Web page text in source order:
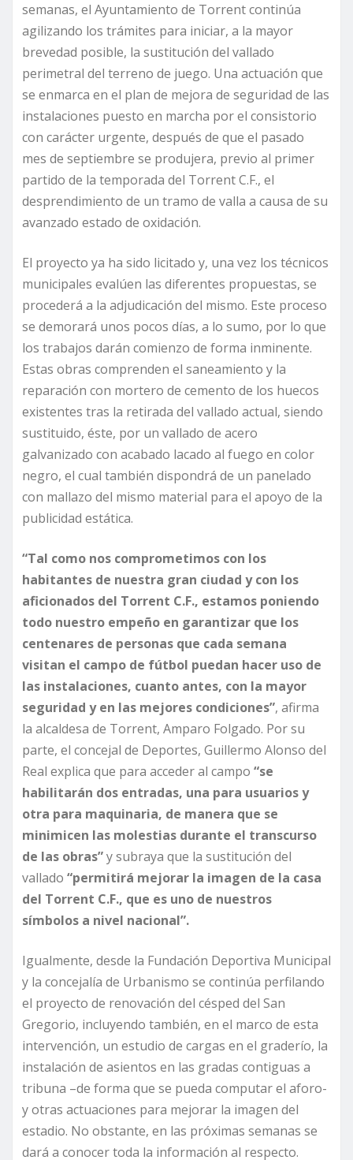
semanas, el Ayuntamiento de Torrent continúa
agilizando los trámites para iniciar, a la mayor
brevedad posible, la sustitución del vallado
perimetral del terreno de juego. Una actuación que
se enmarca en el plan de mejora de seguridad de las
instalaciones puesto en marcha por el consistorio
con carácter urgente, después de que el pasado
mes de septiembre se produjera, previo al primer
partido de la temporada del Torrent C.F., el
desprendimiento de un tramo de valla a causa de su
avanzado estado de oxidación.
El proyecto ya ha sido licitado y, una vez los técnicos
municipales evalúen las diferentes propuestas, se
procederá a la adjudicación del mismo. Este proceso
se demorará unos pocos días, a lo sumo, por lo que
los trabajos darán comienzo de forma inminente.
Estas obras comprenden el saneamiento y la
reparación con mortero de cemento de los huecos
existentes tras la retirada del vallado actual, siendo
sustituido, éste, por un vallado de acero
galvanizado con acabado lacado al fuego en color
negro, el cual también dispondrá de un panelado
con mallazo del mismo material para el apoyo de la
publicidad estática.
“Tal como nos comprometimos con los
habitantes de nuestra gran ciudad y con los
aficionados del Torrent C.F., estamos poniendo
todo nuestro empeño en garantizar que los
centenares de personas que cada semana
visitan el campo de fútbol puedan hacer uso de
las instalaciones, cuanto antes, con la mayor
seguridad y en las mejores condiciones”, afirma
la alcaldesa de Torrent, Amparo Folgado. Por su
parte, el concejal de Deportes, Guillermo Alonso del
Real explica que para acceder al campo “se
habilitarán dos entradas, una para usuarios y
otra para maquinaria, de manera que se
minimicen las molestias durante el transcurso
de las obras”y subraya que la sustitución del
vallado “permitirá mejorar la imagen de la casa
del Torrent C.F., que es uno de nuestros
símbolos a nivel nacional”.
Igualmente, desde la Fundación Deportiva Municipal
y la concejalía de Urbanismo se continúa perfilando
el proyecto de renovación del césped del San
Gregorio, incluyendo también, en el marco de esta
intervención, un estudio de cargas en el graderío, la
instalación de asientos en las gradas contiguas a
tribuna –de forma que se pueda computar el aforo-
y otras actuaciones para mejorar la imagen del
estadio. No obstante, en las próximas semanas se
dará a conocer toda la información al respecto.